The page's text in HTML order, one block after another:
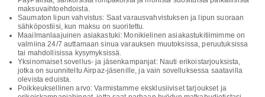
maksuvaihtoehdoista.
Saumaton lipun vahvistus: Saat varausvahvistuksen ja lipun suoraan
sähköpostiisi, kun maksu on suoritettu.
Maailmanlaajuinen asiakastuki: Monikielinen asiakastukitiimimme on
valmiina 24/7 auttamaan sinua varauksen muutoksissa, peruutuksissa
tai mahdollisissa kysymyksissä.
Yksinomaiset sovellus- ja jäsenkampanjat: Nauti erikoistarjouksista,
jotka on suunniteltu Airpaz-jäsenille, ja vain sovelluksessa saatavilla
olevista eduista.
Poikkeuksellinen arvo: Varmistamme eksklusiiviset tarjoukset ja